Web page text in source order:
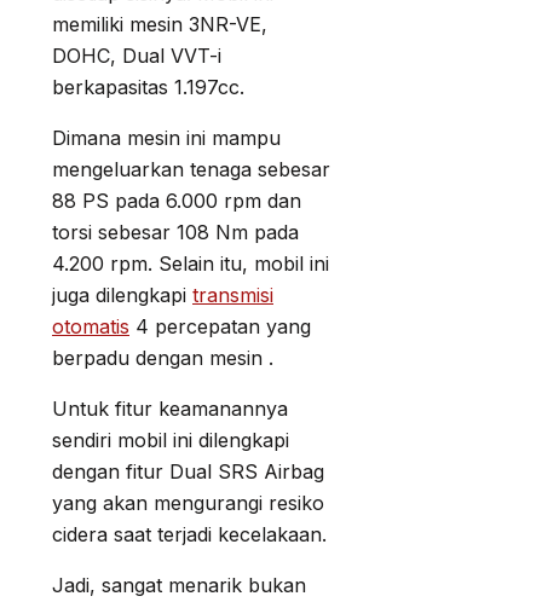
memiliki mesin 3NR-VE,
DOHC, Dual VVT-i
berkapasitas 1.197cc.
Dimana mesin ini mampu
mengeluarkan tenaga sebesar
88 PS pada 6.000 rpm dan
torsi sebesar 108 Nm pada
4.200 rpm. Selain itu, mobil ini
juga dilengkapi transmisi
otomatis 4 percepatan yang
berpadu dengan mesin .
Untuk fitur keamanannya
sendiri mobil ini dilengkapi
dengan fitur Dual SRS Airbag
yang akan mengurangi resiko
cidera saat terjadi kecelakaan.
Jadi, sangat menarik bukan